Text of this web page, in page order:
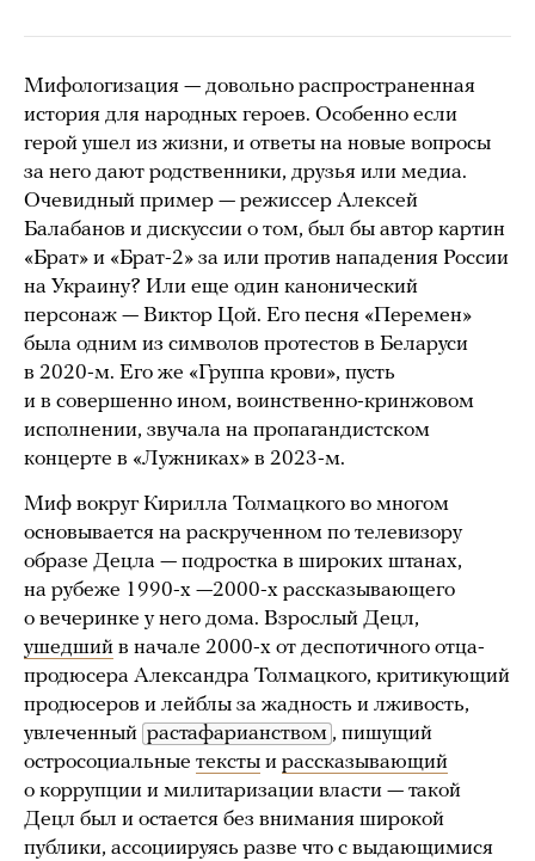
Мифологизация — довольно распространенная
история для народных героев. Особенно если
герой ушел из жизни, и ответы на новые вопросы
за него дают родственники, друзья или медиа.
Очевидный пример — режиссер Алексей
Балабанов и дискуссии о том, был бы автор картин
«Брат» и «Брат-2» за или против нападения России
на Украину? Или еще один канонический
персонаж — Виктор Цой. Его песня «Перемен»
была одним из символов протестов в Беларуси
в 2020-м. Его же «Группа крови», пусть
и в совершенно ином, воинственно-кринжовом
исполнении, звучала на пропагандистском
концерте в «Лужниках» в 2023-м.
Миф вокруг Кирилла Толмацкого во многом
основывается на раскрученном по телевизору
образе Децла — подростка в широких штанах,
на рубеже 1990-х —2000-х рассказывающего
о вечеринке у него дома. Взрослый Децл,
ушедший в начале 2000-х от деспотичного отца-
продюсера Александра Толмацкого, критикующий
продюсеров и лейблы за жадность и лживость,
увлеченный растафарианством , пишущий
остросоциальные тексты и рассказывающий
о коррупции и милитаризации власти — такой
Децл был и остается без внимания широкой
публики, ассоциируясь разве что с выдающимися